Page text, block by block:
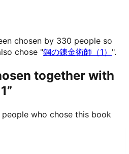
chosen by 330 people so
chose "鋼の錬金術師（1） ".
together with
who chose this book